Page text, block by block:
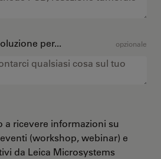
per... opzionale
a ricevere informazioni su
(workshop, webinar) e
da Leica Microsystems